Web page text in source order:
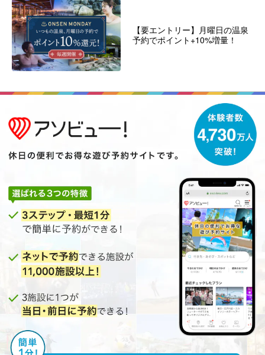
【要エントリー】月曜日の温泉
予約でポイント+10%増量！